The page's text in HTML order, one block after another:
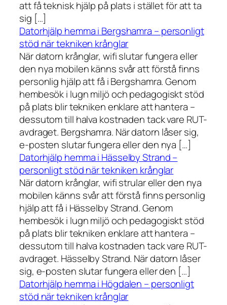
att få teknisk hjälp på plats i stället för att ta
sig […]
Datorhjälp hemma i Bergshamra – personligt
stöd när tekniken krånglar
När datorn krånglar, wifi slutar fungera eller
den nya mobilen känns svår att förstå finns
personlig hjälp att få i Bergshamra. Genom
hembesök i lugn miljö och pedagogiskt stöd
på plats blir tekniken enklare att hantera –
dessutom till halva kostnaden tack vare RUT-
avdraget. Bergshamra. När datorn låser sig,
e-posten slutar fungera eller den nya […]
Datorhjälp hemma i Hässelby Strand –
personligt stöd när tekniken krånglar
När datorn krånglar, wifi strular eller den nya
mobilen känns svår att förstå finns personlig
hjälp att få i Hässelby Strand. Genom
hembesök i lugn miljö och pedagogiskt stöd
på plats blir tekniken enklare att hantera –
dessutom till halva kostnaden tack vare RUT-
avdraget. Hässelby Strand. När datorn låser
sig, e-posten slutar fungera eller den […]
Datorhjälp hemma i Högdalen – personligt
stöd när tekniken krånglar